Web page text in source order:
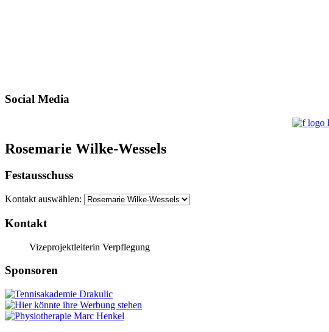
Social Media
Rosemarie Wilke-Wessels
Festausschuss
Kontakt auswählen:
Kontakt
Vizeprojektleiterin Verpflegung
Sponsoren